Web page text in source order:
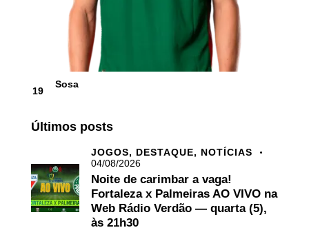
19
Sosa
Últimos posts
JOGOS, DESTAQUE, NOTÍCIAS
04/08/2026
Noite de carimbar a vaga!
Fortaleza x Palmeiras AO VIVO na
Web Rádio Verdão — quarta (5),
às 21h30